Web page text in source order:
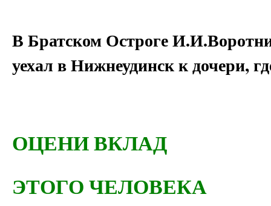
В Братском Остроге
уехал в Нижнеудинск к дочери,
ОЦЕНИ ВКЛАД
ЭТОГО ЧЕЛОВЕКА